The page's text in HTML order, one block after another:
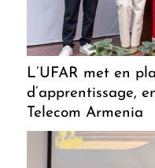
L’UFAR met en
d’apprentissage,
Telecom Armenia